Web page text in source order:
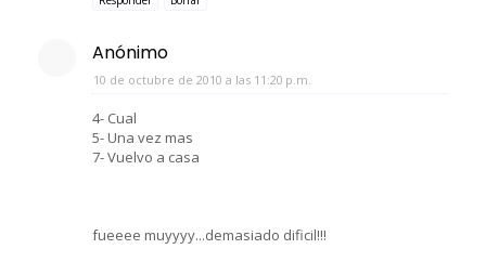
Anónimo
10 de octubre de 2010 a las 11:20 p.m.
4- Cual
5- Una vez mas
7- Vuelvo a casa
fueeee muyyyy...demasiado dificil!!!